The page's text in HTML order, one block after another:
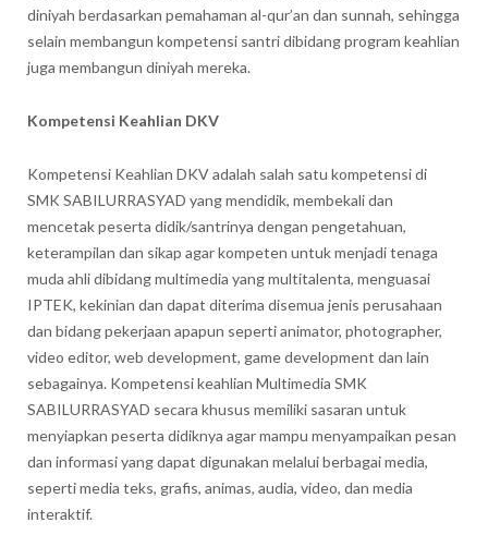
diniyah berdasarkan pemahaman al-qur’an dan sunnah, sehingga
selain membangun kompetensi santri dibidang program keahlian
juga membangun diniyah mereka.
Kompetensi Keahlian DKV
Kompetensi Keahlian DKV adalah salah satu kompetensi di
SMK SABILURRASYAD yang mendidik, membekali dan
mencetak peserta didik/santrinya dengan pengetahuan,
keterampilan dan sikap agar kompeten untuk menjadi tenaga
muda ahli dibidang multimedia yang multitalenta, menguasai
IPTEK, kekinian dan dapat diterima disemua jenis perusahaan
dan bidang pekerjaan apapun seperti animator, photographer,
video editor, web development, game development dan lain
sebagainya. Kompetensi keahlian Multimedia SMK
SABILURRASYAD secara khusus memiliki sasaran untuk
menyiapkan peserta didiknya agar mampu menyampaikan pesan
dan informasi yang dapat digunakan melalui berbagai media,
seperti media teks, grafis, animas, audia, video, dan media
interaktif.